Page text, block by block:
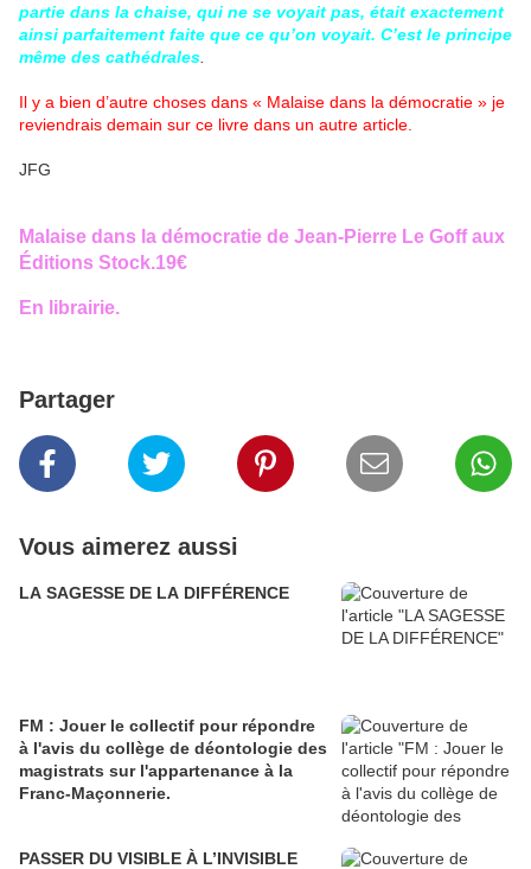
partie dans la chaise, qui ne se voyait pas, était exactement
ainsi parfaitement faite que ce qu’on voyait. C’est le principe
même des cathédrales
Il y a bien d’autre choses dans « Malaise dans la démocratie » je
reviendrais demain sur ce livre dans un autre article.
JFG
Malaise dans la démocratie de Jean-Pierre Le Goff aux
Éditions Stock.19€
En librairie.
Partager
Vous aimerez aussi
LA SAGESSE DE LA DIFFÉRENCE
FM : Jouer le collectif pour répondre
à l'avis du collège de déontologie des
magistrats sur l'appartenance à la
Franc-Maçonnerie.
PASSER DU VISIBLE À L’INVISIBLE